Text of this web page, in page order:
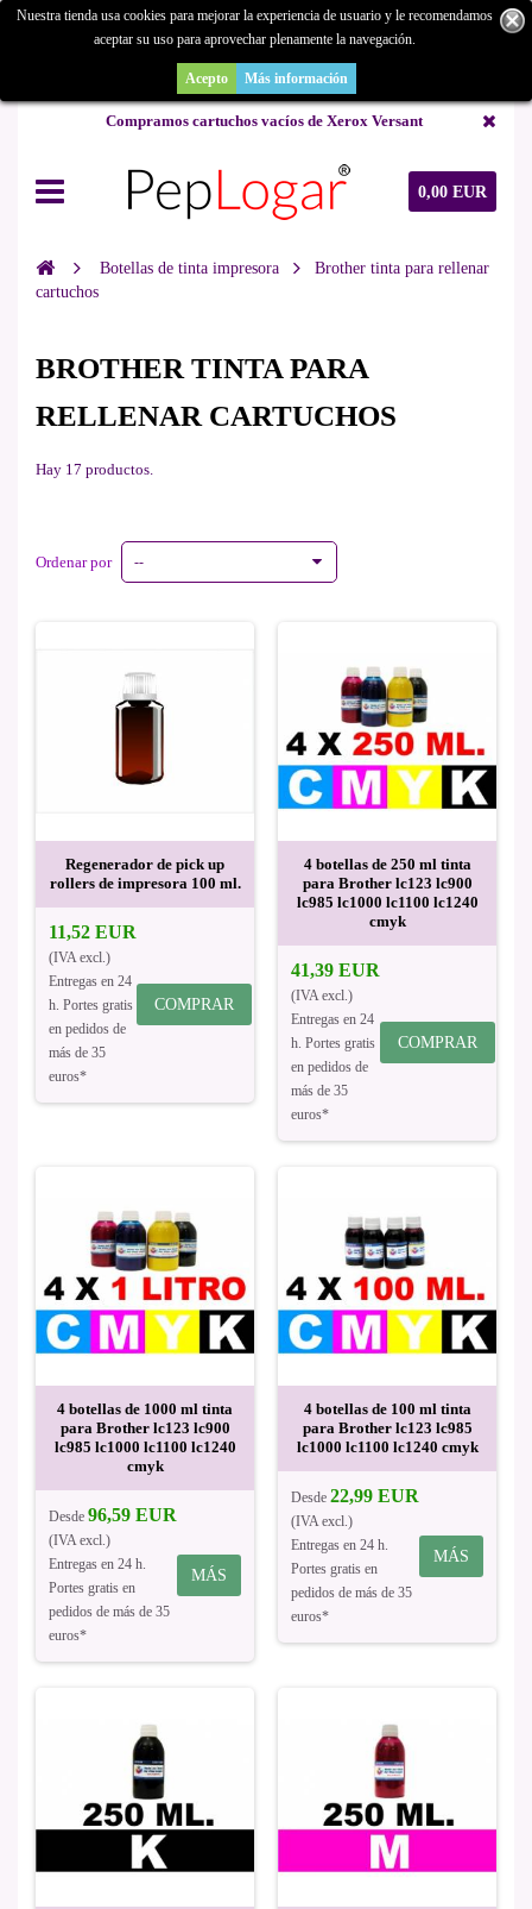
¿Buscas un repuesto de copiadora o buscas una de ocasión y no la
encuentras? Consúltanos.
Compramos cartuchos vacíos de Xerox Versant
0,00 EUR
Nuestra tienda usa cookies para mejorar la experiencia de usuario y le recomendamos
aceptar su uso para aprovechar plenamente la navegación.
Acepto Más información
Botellas de tinta impresora
Brother tinta para rellenar
cartuchos
BROTHER TINTA PARA
RELLENAR CARTUCHOS
Hay 17 productos.
Ordenar por --
Regenerador de pick up
rollers de impresora 100 ml.
11,52 EUR
(IVA excl.)
Entregas en 24
h. Portes gratis
en pedidos de
más de 35
euros*
COMPRAR
4 botellas de 250 ml tinta
para Brother lc123 lc900
lc985 lc1000 lc1100 lc1240
cmyk
41,39 EUR
(IVA excl.)
Entregas en 24
h. Portes gratis
en pedidos de
más de 35
euros*
COMPRAR
4 botellas de 1000 ml tinta
para Brother lc123 lc900
lc985 lc1000 lc1100 lc1240
cmyk
Desde 96,59 EUR
(IVA excl.)
Entregas en 24 h.
Portes gratis en
pedidos de más de 35
euros*
MÁS
4 botellas de 100 ml tinta
para Brother lc123 lc985
lc1000 lc1100 lc1240 cmyk
Desde 22,99 EUR
(IVA excl.)
Entregas en 24 h.
Portes gratis en
pedidos de más de 35
euros*
MÁS